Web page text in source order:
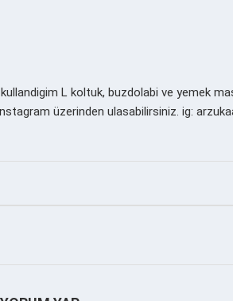
L koltuk, buzdolabi ve yemek
üzerinden ulasabilirsiniz. ig: